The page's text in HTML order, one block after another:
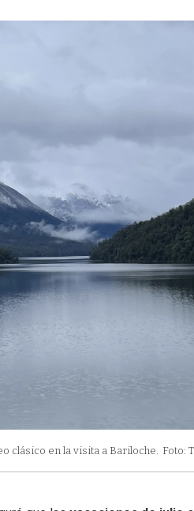
clásico en la visita a Bariloche. Foto: